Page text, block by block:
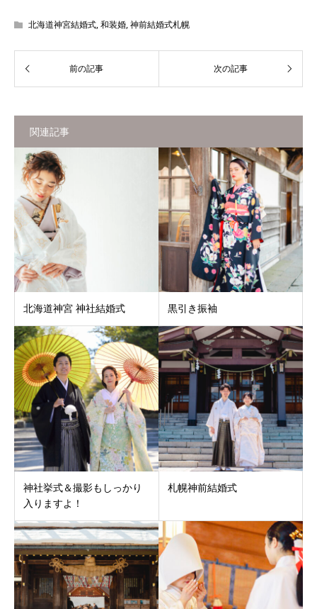
北海道神宮結婚式,和装婚,神前結婚式札幌
関連記事
北海道神宮 神社結婚式 黒引き振袖
神社挙式＆撮影もしっかり
入りますよ！
札幌神前結婚式